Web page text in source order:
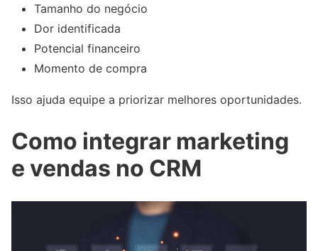
Tamanho do negócio
Dor identificada
Potencial financeiro
Momento de compra
Isso ajuda equipe a priorizar melhores oportunidades.
Como integrar marketing
e vendas no CRM